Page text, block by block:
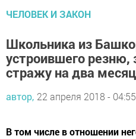
ЧЕЛОВЕК И ЗАКОН
Школьника из
устроившего резню,
стражу на два
автор, 22 апреля 2018 - 04:55
В том числе в отношении